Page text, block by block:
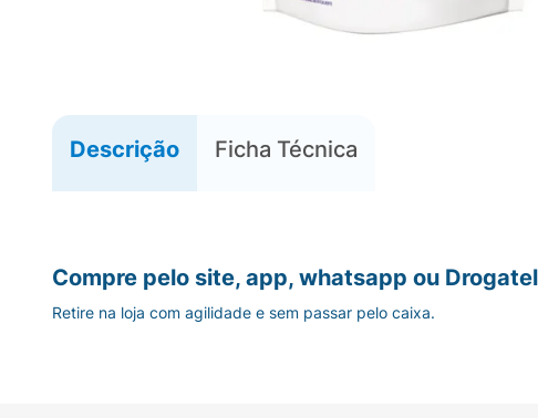
Descrição Ficha Técnica
Compre pelo site, app, whatsapp ou Drogatel
Retire na loja com agilidade e sem passar pelo caixa.